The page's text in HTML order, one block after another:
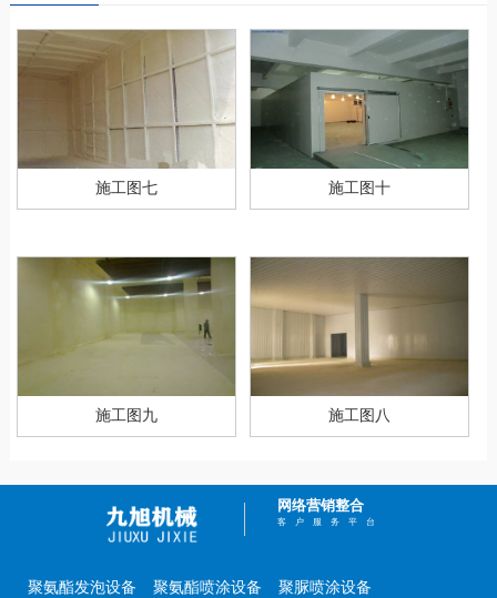
施工图七 施工图十
施工图九 施工图八
网络营销整合
客户服务平台
聚氨酯发泡设备 聚氨酯喷涂设备 聚脲喷涂设备